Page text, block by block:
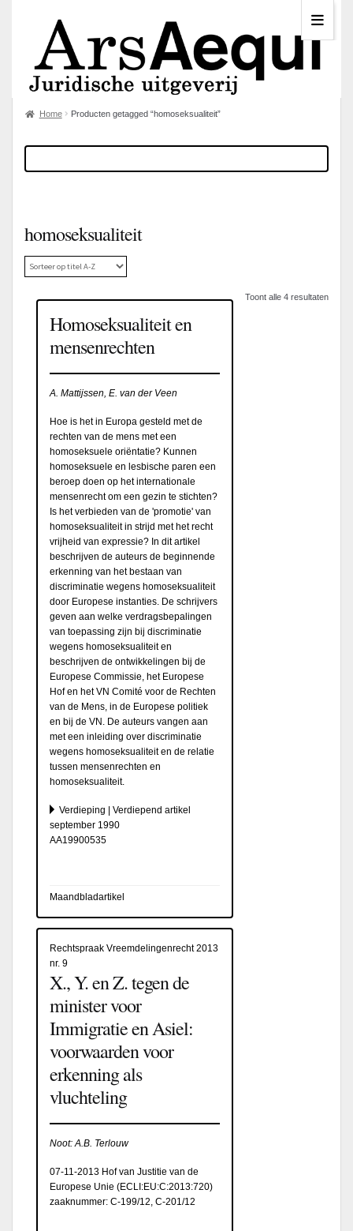
Home Producten getagged “homoseksualiteit”
homoseksualiteit
Toont alle 4 resultaten
Homoseksualiteit en
mensenrechten
A. Mattijssen, E. van der Veen
Hoe is het in Europa gesteld met de
rechten van de mens met een
homoseksuele oriëntatie? Kunnen
homoseksuele en lesbische paren een
beroep doen op het internationale
mensenrecht om een gezin te stichten?
Is het verbieden van de 'promotie' van
homoseksualiteit in strijd met het recht
vrijheid van expressie? In dit artikel
beschrijven de auteurs de beginnende
erkenning van het bestaan van
discriminatie wegens homoseksualiteit
door Europese instanties. De schrijvers
geven aan welke verdragsbepalingen
van toepassing zijn bij discriminatie
wegens homoseksualiteit en
beschrijven de ontwikkelingen bij de
Europese Commissie, het Europese
Hof en het VN Comité voor de Rechten
van de Mens, in de Europese politiek
en bij de VN. De auteurs vangen aan
met een inleiding over discriminatie
wegens homoseksualiteit en de relatie
tussen mensenrechten en
homoseksualiteit.
Verdieping | Verdiepend artikel
september 1990
AA19900535
Maandbladartikel
Rechtspraak Vreemdelingenrecht 2013
nr. 9
X., Y. en Z. tegen de
minister voor
Immigratie en Asiel:
voorwaarden voor
erkenning als
vluchteling
Noot: A.B. Terlouw
07-11-2013 Hof van Justitie van de
Europese Unie (ECLI:EU:C:2013:720)
zaaknummer: C-199/12, C-201/12